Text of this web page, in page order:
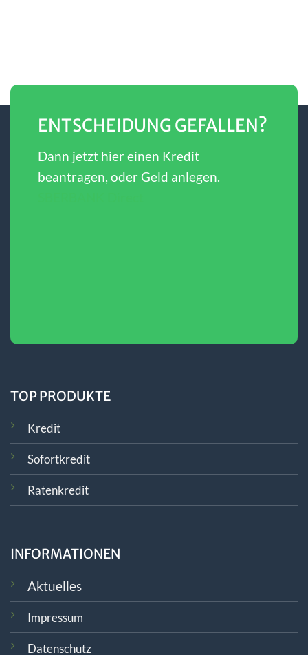
ENTSCHEIDUNG GEFALLEN?
Dann jetzt hier einen Kredit
beantragen, oder Geld anlegen.
TOP PRODUKTE
Kredit
Sofortkredit
Ratenkredit
INFORMATIONEN
Aktuelles
Impressum
Datenschutz